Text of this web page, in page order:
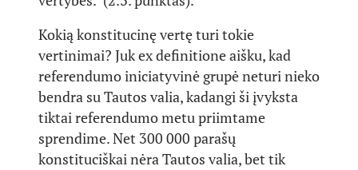
Kokią konstitucinę vertę turi tokie
vertinimai? Juk ex definitione aišku, kad
referendumo iniciatyvinė grupė neturi nieko
bendra su Tautos valia, kadangi ši įvyksta
tiktai referendumo metu priimtame
sprendime. Net 300 000 parašų
konstituciškai nėra Tautos valia, bet tik